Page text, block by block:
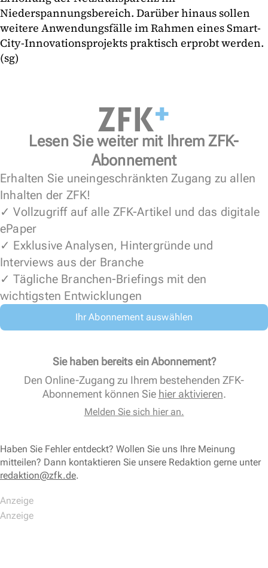
Niederspannungsbereich. Darüber hinaus sollen
weitere Anwendungsfälle im Rahmen eines Smart-
City-Innovationsprojekts praktisch erprobt werden.
(sg)
Lesen Sie weiter mit Ihrem ZFK-
Abonnement
Erhalten Sie uneingeschränkten Zugang zu allen
Inhalten der ZFK!
✓ Vollzugriff auf alle ZFK-Artikel und das digitale
ePaper
✓ Exklusive Analysen, Hintergründe und
Interviews aus der Branche
✓ Tägliche Branchen-Briefings mit den
wichtigsten Entwicklungen
Ihr Abonnement auswählen
Sie haben bereits ein Abonnement?
Den Online-Zugang zu Ihrem bestehenden ZFK-
Abonnement können Sie hier aktivieren.
Melden Sie sich hier an.
Haben Sie Fehler entdeckt? Wollen Sie uns Ihre Meinung
mitteilen? Dann kontaktieren Sie unsere Redaktion gerne unter
redaktion@zfk.de.